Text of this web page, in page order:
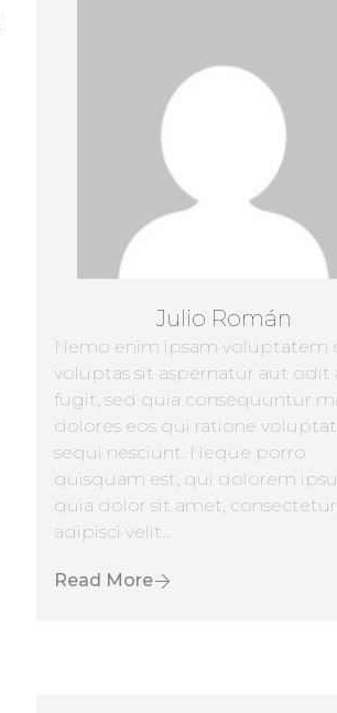
Julio Román
Nemo enim ipsam voluptatem
voluptas sit aspernatur aut odit
fugit, sed quia consequuntur
dolores eos qui ratione
sequi nesciunt. Neque porro
quisquam est, qui dolorem
quia dolor sit amet,
adipisci velit...
Read More